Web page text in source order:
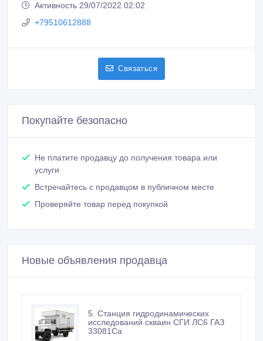
Активность 29/07/2022 02:02
+79510612888
Связаться
Покупайте безопасно
Не платите продавцу до получения товара или
услуги
Встречайтесь с продавцом в публичном месте
Проверяйте товар перед покупкой
Новые объявления продавца
5. Станция гидродинамических
исследований скваин СГИ ЛС6 ГАЗ
33081Са